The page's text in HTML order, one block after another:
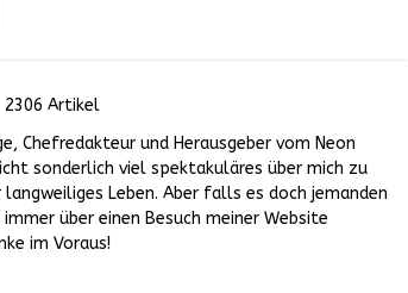
2306 Artikel
Chefredakteur und Herausgeber vom Neon
sonderlich viel spektakuläres über mich zu
Leben. Aber falls es doch jemanden
über einen Besuch meiner Website
im Voraus!